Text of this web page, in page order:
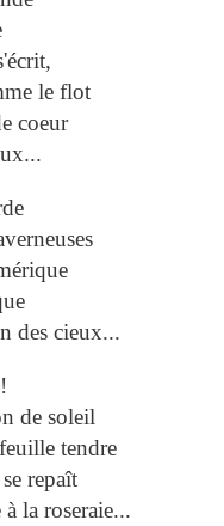
le flot
coeur
des cieux...
de soleil
tendre
repaît
la roseraie...